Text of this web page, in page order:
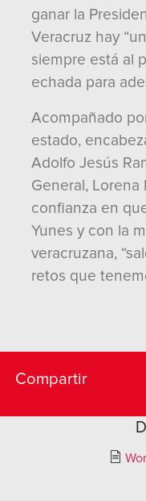
ganar la
Veracruz hay
siempre está al
echada para
Acompañado
estado,
Adolfo Jesús
General, Lorena
confianza en
Yunes y con la
veracruzana,
retos que
Compartir